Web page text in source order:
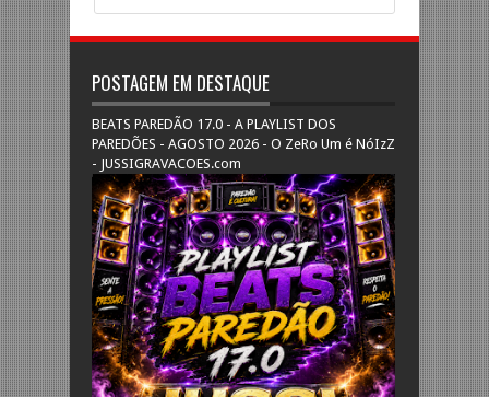
POSTAGEM EM DESTAQUE
BEATS PAREDÃO 17.0 - A PLAYLIST DOS
PAREDÕES - AGOSTO 2026 - O ZeRo Um é NóIzZ
- JUSSIGRAVACOES.com